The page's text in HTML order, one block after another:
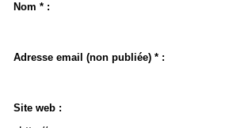
Nom * :
Adresse email (non publiée) * :
Site web :